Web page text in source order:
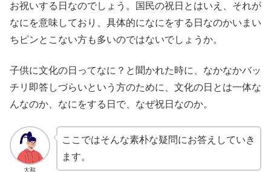
お祝いする日なのでしょう。国民の祝日とはいえ、それが
なにを意味しており、具体的になにをする日なのかいまい
ちピンとこない方も多いのではないでしょうか。
子供に文化の日ってなに？と聞かれた時に、なかなかバッ
チリ即答しづらいという方のために、文化の日とは一体な
んなのか、なにをする日で、なぜ祝日なのか。
大和
ここではそんな素朴な疑問にお答えしていき
ます。